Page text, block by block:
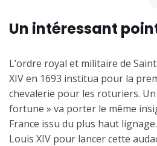
Un intéressant
L’ordre royal et militaire de
XIV en 1693 institua pour la
chevalerie pour les roturiers.
fortune » va porter le même
France issu du plus haut
Louis XIV pour lancer cette